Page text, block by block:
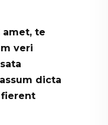
te
veri
dicta
fierent